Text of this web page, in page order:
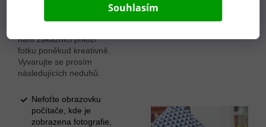
Souhlasím
nám zákazníci přiloží
fotku poněkud kreativně.
Vyvarujte se prosím
následujících neduhů.
Nefoťte obrazovku
počítače, kde je
zobrazena fotografie,